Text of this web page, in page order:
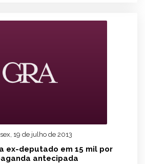
sex, 19 de julho de 2013
ex-deputado em 15 mil por
antecipada